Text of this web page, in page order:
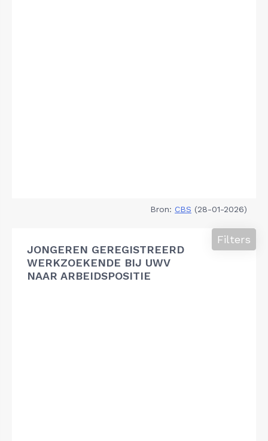
Bron: CBS (28-01-2026)
JONGEREN GEREGISTREERD
WERKZOEKENDE BIJ UWV
NAAR ARBEIDSPOSITIE
Filters